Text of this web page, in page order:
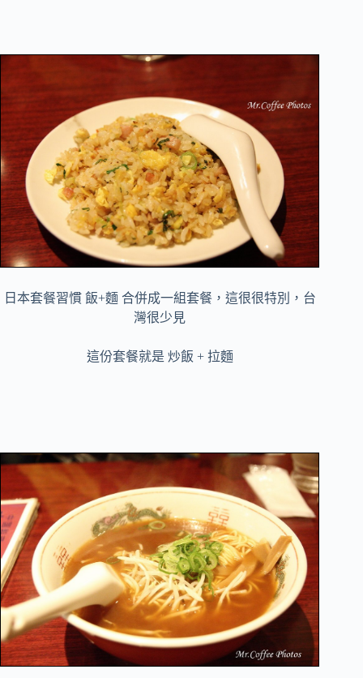
日本套餐習慣 飯+麵 合併成一組套餐，這很很特別，台
灣很少見
這份套餐就是 炒飯 + 拉麵